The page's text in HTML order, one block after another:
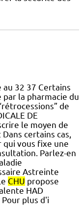
32 37 Certains
la pharmacie du
de
DE
le moyen de
certains cas,
vous fixe une
Parlez-en
Astreinte
CHU propose
HAD
plus d'i